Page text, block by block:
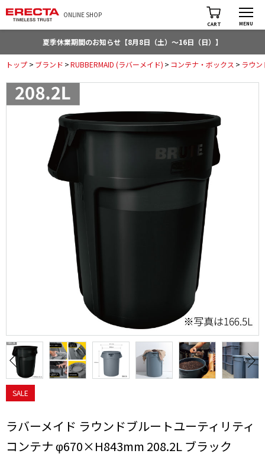
ONLINE SHOP
CART MENU
夏季休業期間のお知らせ【8月8日（土）～16日（日）】
トップ > ブランド >RUBBERMAID (ラバーメイド) > コンテナ・ボックス > ラウ
SALE
ラバーメイド ラウンドブルートユーティリティ
コンテナ φ670×H843mm 208.2L ブラック